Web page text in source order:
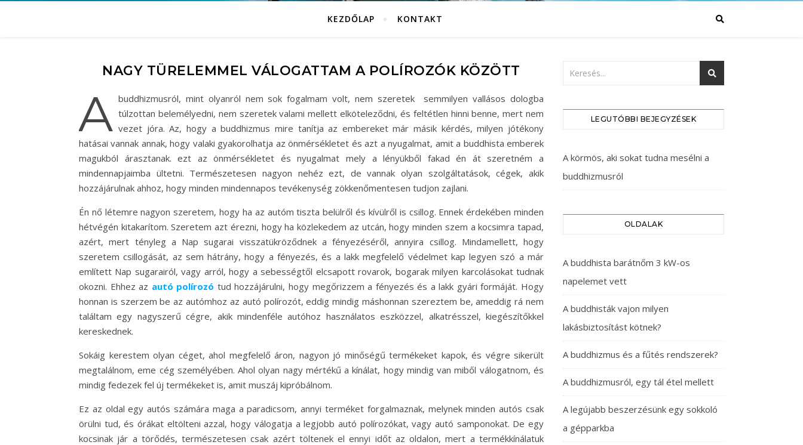
KEZDŐLAP KONTAKT
NAGY TÜRELEMMEL VÁLOGATTAM A POLÍROZÓK KÖZÖTT
A buddhizmusról, mint olyanról nem sok fogalmam volt, nem szeretek semmilyen vallásos dologba
túlzottan belemélyedni, nem szeretek valami mellett elköteleződni, és feltétlen hinni benne, mert nem
vezet jóra. Az, hogy a buddhizmus mire tanítja az embereket már másik kérdés, milyen jótékony
hatásai vannak annak, hogy valaki gyakorolhatja az önmérsékletet és azt a nyugalmat, amit a buddhista emberek
magukból árasztanak. ezt az önmérsékletet és nyugalmat mely a lényükből fakad én át szeretném a
mindennapjaimba ültetni. Természetesen nagyon nehéz ezt, de vannak olyan szolgáltatások, cégek, akik
hozzájárulnak ahhoz, hogy minden mindennapos tevékenység zökkenőmentesen tudjon zajlani.
Én nő létemre nagyon szeretem, hogy ha az autóm tiszta belülről és kívülről is csillog. Ennek érdekében minden
hétvégén kitakarítom. Szeretem azt érezni, hogy ha közlekedem az utcán, hogy minden szem a kocsimra tapad,
azért, mert tényleg a Nap sugarai visszatükröződnek a fényezéséről, annyira csillog. Mindamellett, hogy
szeretem csillogását, az sem hátrány, hogy a fényezés, és a lakk megfelelő védelmet kap legyen szó a már
említett Nap sugarairól, vagy arról, hogy a sebességtől elcsapott rovarok, bogarak milyen karcolásokat tudnak
okozni. Ehhez az autó polírozó tud hozzájárulni, hogy megőrizzem a fényezés és a lakk gyári formáját. Hogy
honnan is szerzem be az autómhoz az autó polírozót, eddig mindig máshonnan szereztem be, ameddig rá nem
találtam egy nagyszerű cégre, akik mindenféle autóhoz használatos eszközzel, alkatrésszel, kiegészítőkkel
kereskednek.
Sokáig kerestem olyan céget, ahol megfelelő áron, nagyon jó minőségű termékeket kapok, és végre sikerült
megtalálnom, eme cég személyében. Ahol olyan nagy mértékű a kínálat, hogy mindig van miből válogatnom, és
mindig fedezek fel új termékeket is, amit muszáj kipróbálnom.
Ez az oldal egy autós számára maga a paradicsom, annyi terméket forgalmaznak, melynek minden autós csak
örülni tud, és órákat eltölteni azzal, hogy válogatja a legjobb autó polírozókat, vagy autó samponokat. De egy
kocsinak jár a törődés, természetesen csak azért töltenek el ennyi időt az oldalon, mert a termékkínálatuk
LEGUTÓBBI BEJEGYZÉSEK
A körmös, aki sokat tudna mesélni a
buddhizmusról
OLDALAK
A buddhista barátnőm 3 kW-os
napelemet vett
A buddhisták vajon milyen
lakásbiztosítást kötnek?
A buddhizmus és a fűtés rendszerek?
A buddhizmusról, egy tál étel mellett
A legújabb beszerzésünk egy sokkoló
a gépparkba